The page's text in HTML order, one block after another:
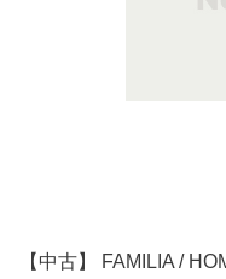
【中古】 FAMILIA /